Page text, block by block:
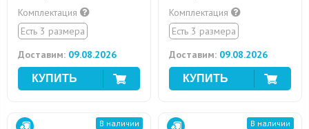
Комплектация
Есть 3 размера
Доставим: 09.08.2026
Комплектация
Есть 3 размера
Доставим: 09.08.2026
В наличии В наличии